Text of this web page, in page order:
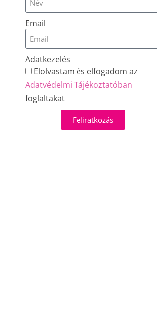
Email
Adatkezelés
Elolvastam és elfogadom az
Adatvédelmi Tájékoztatóban
foglaltakat
Feliratkozás